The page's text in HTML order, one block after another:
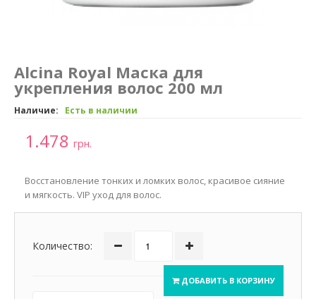
Alcina Royal Маска для
укрепления волос 200 мл
Наличие: Есть в наличии
1.478 грн.
Восстановление тонких и ломких волос, красивое сияние
и мягкость. VIP уход для волос.
Количество:
ДОБАВИТЬ В КОРЗИНУ